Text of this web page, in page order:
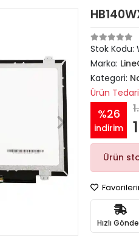
Stok Kodu:
Marka:
Kategori:
Ürün
%26
indirim
Ürün
Hızlı